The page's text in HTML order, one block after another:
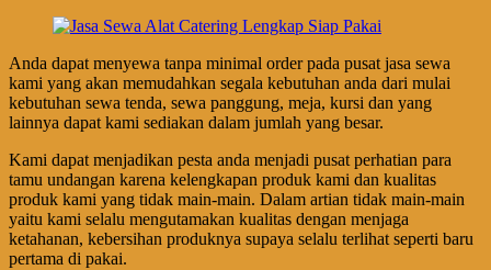
Anda dapat menyewa tanpa minimal order pada pusat jasa sewa
kami yang akan memudahkan segala kebutuhan anda dari mulai
kebutuhan sewa tenda, sewa panggung, meja, kursi dan yang
lainnya dapat kami sediakan dalam jumlah yang besar.
Kami dapat menjadikan pesta anda menjadi pusat perhatian para
tamu undangan karena kelengkapan produk kami dan kualitas
produk kami yang tidak main-main. Dalam artian tidak main-main
yaitu kami selalu mengutamakan kualitas dengan menjaga
ketahanan, kebersihan produknya supaya selalu terlihat seperti baru
pertama di pakai.